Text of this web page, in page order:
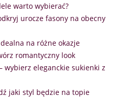
warto wybierać?
urocze fasony na obecny
na różne okazje
romantyczny look
wybierz eleganckie sukienki z
jaki styl będzie na topie